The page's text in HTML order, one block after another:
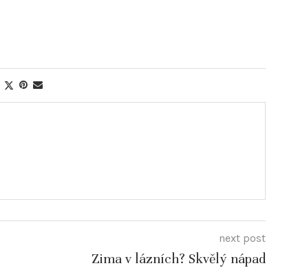
next post
Zima v lázních? Skvělý nápad